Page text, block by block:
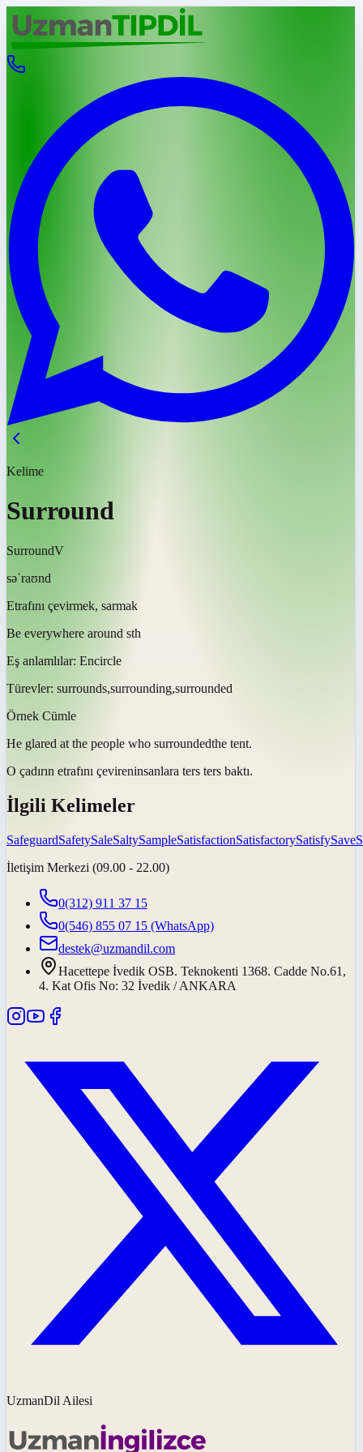
Kelime
Surround
SurroundV
səˈraʊnd
Etrafını çevirmek, sarmak
Be everywhere around sth
Eş anlamlılar: Encircle
Türevler: surrounds,surrounding,surrounded
Örnek Cümle
He glared at the people who surroundedthe tent.
O çadırın etrafını çevireninsanlara ters ters baktı.
İlgili Kelimeler
SafeguardSafetySaleSaltySampleSatisfactionSatisfactorySatisfySave
İletişim Merkezi (09.00 - 22.00)
0(312) 911 37 15
0(546) 855 07 15 (WhatsApp)
destek@uzmandil.com
Hacettepe İvedik OSB. Teknokenti 1368. Cadde No.61,
4. Kat Ofis No: 32 İvedik / ANKARA
UzmanDil Ailesi